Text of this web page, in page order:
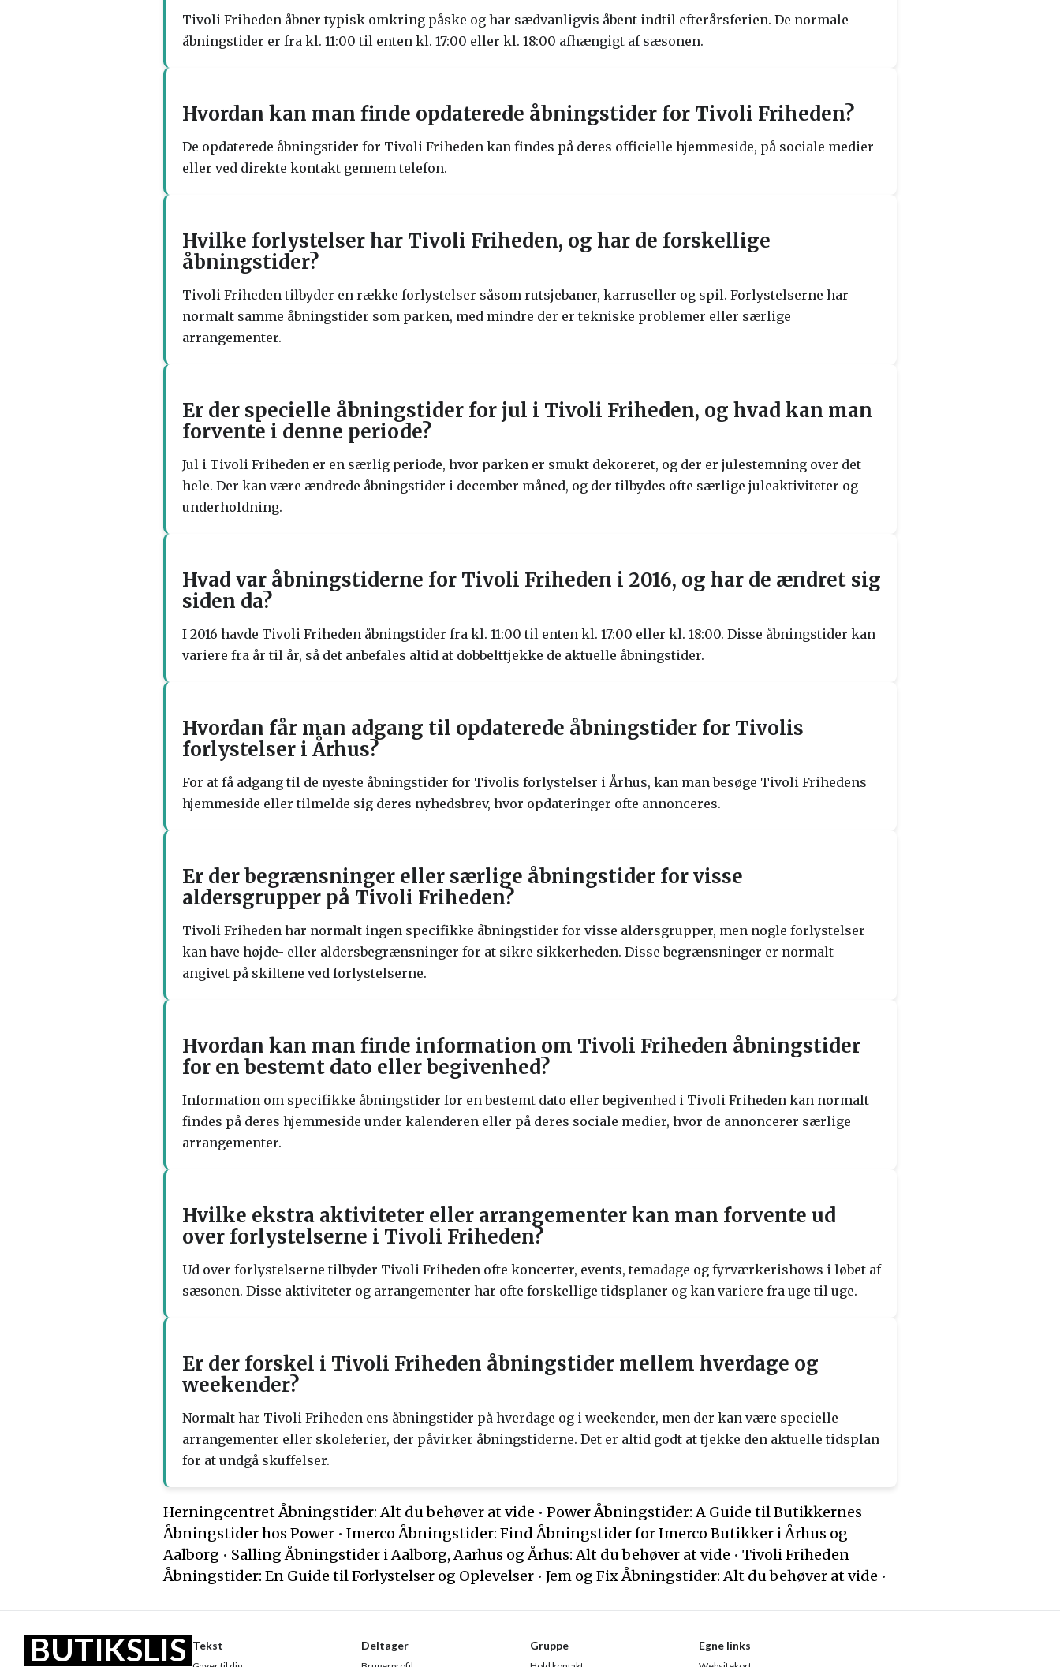
Tivoli Friheden åbner typisk omkring påske og har sædvanligvis åbent indtil efterårsferien. De normale
åbningstider er fra kl. 11:00 til enten kl. 17:00 eller kl. 18:00 afhængigt af sæsonen.
Hvordan kan man finde opdaterede åbningstider for Tivoli Friheden?
De opdaterede åbningstider for Tivoli Friheden kan findes på deres officielle hjemmeside, på sociale medier
eller ved direkte kontakt gennem telefon.
Hvilke forlystelser har Tivoli Friheden, og har de forskellige
åbningstider?
Tivoli Friheden tilbyder en række forlystelser såsom rutsjebaner, karruseller og spil. Forlystelserne har
normalt samme åbningstider som parken, med mindre der er tekniske problemer eller særlige
arrangementer.
Er der specielle åbningstider for jul i Tivoli Friheden, og hvad kan man
forvente i denne periode?
Jul i Tivoli Friheden er en særlig periode, hvor parken er smukt dekoreret, og der er julestemning over det
hele. Der kan være ændrede åbningstider i december måned, og der tilbydes ofte særlige juleaktiviteter og
underholdning.
Hvad var åbningstiderne for Tivoli Friheden i 2016, og har de ændret sig
siden da?
I 2016 havde Tivoli Friheden åbningstider fra kl. 11:00 til enten kl. 17:00 eller kl. 18:00. Disse åbningstider kan
variere fra år til år, så det anbefales altid at dobbelttjekke de aktuelle åbningstider.
Hvordan får man adgang til opdaterede åbningstider for Tivolis
forlystelser i Århus?
For at få adgang til de nyeste åbningstider for Tivolis forlystelser i Århus, kan man besøge Tivoli Frihedens
hjemmeside eller tilmelde sig deres nyhedsbrev, hvor opdateringer ofte annonceres.
Er der begrænsninger eller særlige åbningstider for visse
aldersgrupper på Tivoli Friheden?
Tivoli Friheden har normalt ingen specifikke åbningstider for visse aldersgrupper, men nogle forlystelser
kan have højde- eller aldersbegrænsninger for at sikre sikkerheden. Disse begrænsninger er normalt
angivet på skiltene ved forlystelserne.
Hvordan kan man finde information om Tivoli Friheden åbningstider
for en bestemt dato eller begivenhed?
Information om specifikke åbningstider for en bestemt dato eller begivenhed i Tivoli Friheden kan normalt
findes på deres hjemmeside under kalenderen eller på deres sociale medier, hvor de annoncerer særlige
arrangementer.
Hvilke ekstra aktiviteter eller arrangementer kan man forvente ud
over forlystelserne i Tivoli Friheden?
Ud over forlystelserne tilbyder Tivoli Friheden ofte koncerter, events, temadage og fyrværkerishows i løbet af
sæsonen. Disse aktiviteter og arrangementer har ofte forskellige tidsplaner og kan variere fra uge til uge.
Er der forskel i Tivoli Friheden åbningstider mellem hverdage og
weekender?
Normalt har Tivoli Friheden ens åbningstider på hverdage og i weekender, men der kan være specielle
arrangementer eller skoleferier, der påvirker åbningstiderne. Det er altid godt at tjekke den aktuelle tidsplan
for at undgå skuffelser.
Herningcentret Åbningstider: Alt du behøver at vide • Power Åbningstider: A Guide til Butikkernes
Åbningstider hos Power • Imerco Åbningstider: Find Åbningstider for Imerco Butikker i Århus og
Aalborg • Salling Åbningstider i Aalborg, Aarhus og Århus: Alt du behøver at vide • Tivoli Friheden
Åbningstider: En Guide til Forlystelser og Oplevelser • Jem og Fix Åbningstider: Alt du behøver at vide •
BUTIKSLIS Tekst Deltager Gruppe Egne links